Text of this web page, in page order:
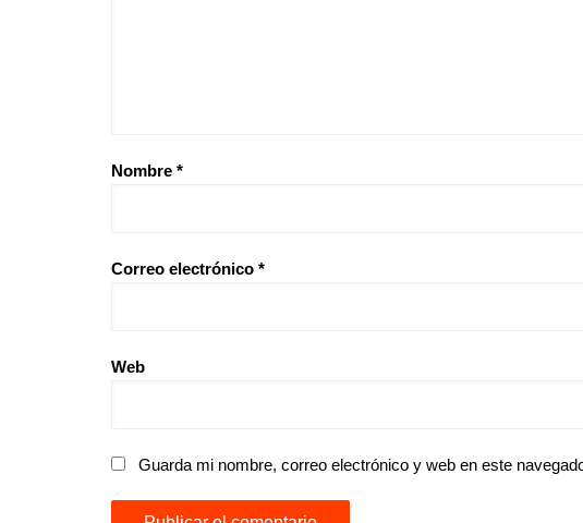
Nombre *
Correo electrónico *
Web
Guarda mi nombre, correo electrónico y web en este